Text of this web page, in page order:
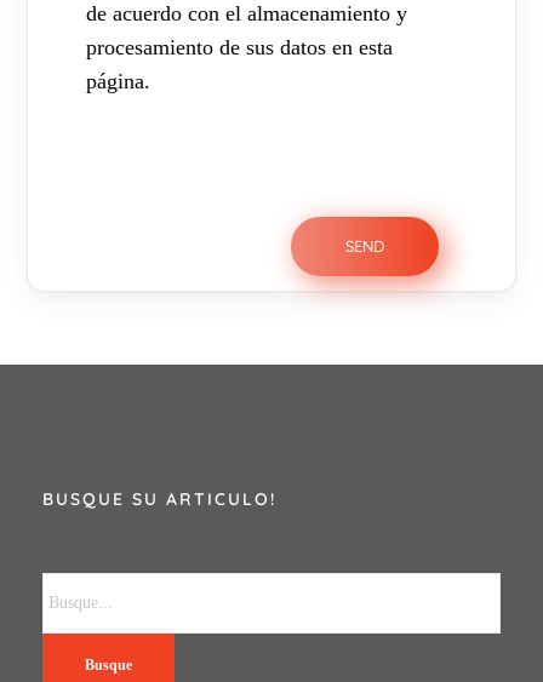
de acuerdo con el almacenamiento y
procesamiento de sus datos en esta
página.
BUSQUE SU ARTICULO!
Busque